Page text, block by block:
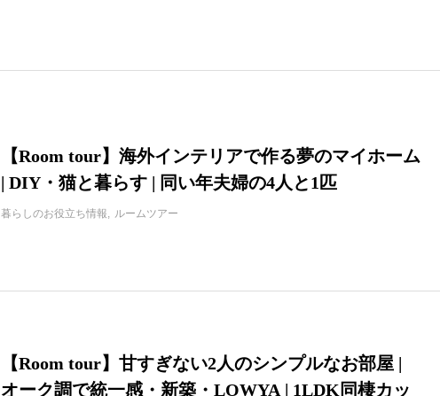
【Room tour】海外インテリアで作る夢のマイホーム
| DIY・猫と暮らす | 同い年夫婦の4人と1匹
暮らしのお役立ち情報 ルームツアー
【Room tour】甘すぎない2人のシンプルなお部屋 |
オーク調で統一感・新築・LOWYA | 1LDK同棲カッ